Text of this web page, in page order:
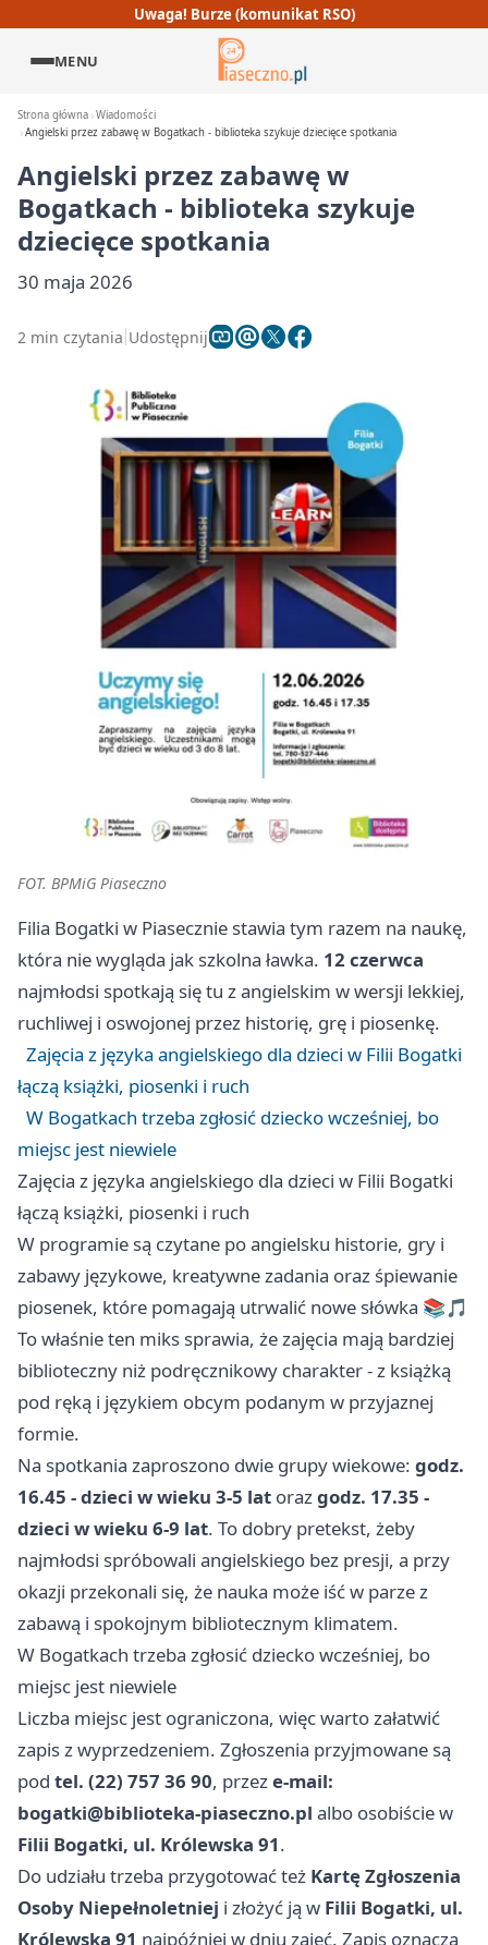
Uwaga! Burze (komunikat RSO)
MENU
Strona główna Wiadomości
Angielski przez zabawę w Bogatkach - biblioteka szykuje dziecięce spotkania
Angielski przez zabawę w
Bogatkach - biblioteka szykuje
dziecięce spotkania
30 maja 2026
2 min czytania Udostępnij
FOT. BPMiG Piaseczno
Filia Bogatki w Piasecznie stawia tym razem na naukę,
która nie wygląda jak szkolna ławka. 12 czerwca
najmłodsi spotkają się tu z angielskim w wersji lekkiej,
ruchliwej i oswojonej przez historię, grę i piosenkę.
Zajęcia z języka angielskiego dla dzieci w Filii Bogatki
łączą książki, piosenki i ruch
W Bogatkach trzeba zgłosić dziecko wcześniej, bo
miejsc jest niewiele
Zajęcia z języka angielskiego dla dzieci w Filii Bogatki
łączą książki, piosenki i ruch
W programie są czytane po angielsku historie, gry i
zabawy językowe, kreatywne zadania oraz śpiewanie
piosenek, które pomagają utrwalić nowe słówka 📚🎵
To właśnie ten miks sprawia, że zajęcia mają bardziej
biblioteczny niż podręcznikowy charakter - z książką
pod ręką i językiem obcym podanym w przyjaznej
formie.
Na spotkania zaproszono dwie grupy wiekowe: godz.
16.45 - dzieci w wieku 3-5 lat orazgodz. 17.35 -
dzieci w wieku 6-9 lat. To dobry pretekst, żeby
najmłodsi spróbowali angielskiego bez presji, a przy
okazji przekonali się, że nauka może iść w parze z
zabawą i spokojnym bibliotecznym klimatem.
W Bogatkach trzeba zgłosić dziecko wcześniej, bo
miejsc jest niewiele
Liczba miejsc jest ograniczona, więc warto załatwić
zapis z wyprzedzeniem. Zgłoszenia przyjmowane są
pod tel. (22) 757 36 90, przeze-mail:
bogatki@biblioteka-piaseczno.pl albo osobiście w
Filii Bogatki, ul. Królewska 91.
Do udziału trzeba przygotować też Kartę Zgłoszenia
Osoby Niepełnoletniej i złożyć ją w Filii Bogatki, ul.
Królewska 91 najpóźniej w dniu zajęć. Zapis oznacza